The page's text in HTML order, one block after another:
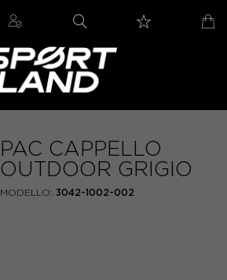
PAC CAPPELLO
OUTDOOR GRIGIO
MODELLO: 3042-1002-002